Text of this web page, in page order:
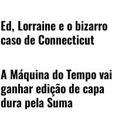
Ed, Lorraine e o bizarro
caso de Connecticut
A Máquina do Tempo vai
ganhar edição de capa
dura pela Suma